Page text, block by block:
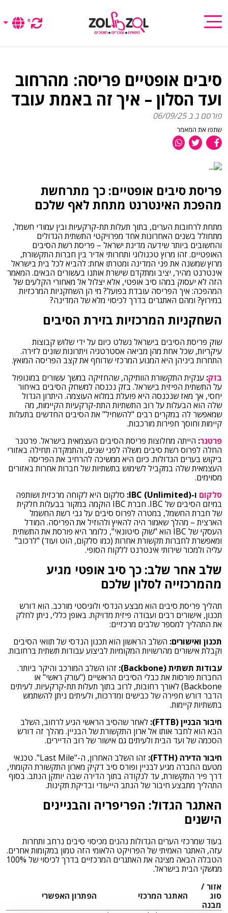
0
סיבים אופטיים פריסה: מהרחוב
ועד הסלון – איך זה באמת עובד
פורסם ב ב 06/09/25
שתפו את המאמר
פריסת סיבים אופטיים: כך מתרחשת
מהפכת האינטרנט מתחת לאף שלכם
מתחת לרחובות הערים, בתוך תעלות תת-קרקעיות ובין עמודי חשמל,
מתחולל בשנים האחרונות אחד מפרויקטי התשתית הגדולים
והחשובים ביותר שידעה מדינת ישראל – פריסת רשת הסיבים
האופטיים. זהו מרוץ טכנולוגי ותחרותי אדיר בין חברות התקשורת,
מרוץ שמשנה את פני המדינה ומטרתו אחת: להביא לכל בית בישראל
אינטרנט מהיר, יציב ומתקדם שישרת אותנו בעשורים הבאים. המאמר
הזה לא יעסוק במהו סיב אופטי, אלא יצלול אל מאחורי הקלעים של
המהפכה: איך הפריסה עובדת בפועל? מי הן השחקניות המרכזיות
במירוץ? ומהם האתגרים בדרך לכיסוי מלא של המדינה?
השחקניות המרכזיות בזירת הסיבים
שוק פריסת הסיבים בישראל נשלט כיום על ידי שלוש קבוצות
עיקריות, שכל אחת מהן מביאה אסטרטגיה ויתרונות שונים לזירה.
התחרות ביניהן היא המנוע המרכזי שדוחף את קצב הפריסה המואץ.
בזק: ענקית התקשורת הוותיקה, שהחזיקה במשך עשורים במונופול
על התשתית הפיזית בישראל. בזק נכנסה למשחק הסיבים באיחור
יחסי, אך מאז שנכנסה היא פועלת במלוא העוצמה. היתרון הגדול
שלה הוא הבעלות על רוב התשתיות התת-קרקעיות הקיימות, מה
שמאפשר לה במקרים רבים "להשחיל" את הסיבים החדשים בתעלות
קיימות וחוסך חפירות מורכבות.
פרטנר: הייתה מחלוצות פריסת הסיבים העצמאית בישראל. פרטנר
החלה לפרוס רשת סיבים משלה לפני שנים, והתמקדה תחילה באזורי
ביקוש בערים הגדולות. כיום היא ממשיכה להרחיב את הפריסה
העצמאית שלה במקביל לשימוש בתשתיות של חברות אחרות באזורים
מסוימים.
סלקום ו-IBC (Unlimited):
סלקום היא לקוחה מרכזית ושותפה
במיזם הסיבים של IBC. חברת IBC הוקמה במקור בבעלות חלקית
של חברת החשמל, במטרה לפרוס סיבים על גבי רשת החשמל
הארצית – מהלך שאמור היה להאיץ ולהוזיל את הפריסה. המודל
העסקי של IBC הוא "שוק סיטונאי", כלומר היא פורסת את התשתית
ומאפשרת לחברות תקשורת אחרות (כמו סלקום, הוט ועוד) "לרכוב"
עליה ולמכור שירותי אינטרנט ללקוח הסופי.
שלב אחר שלב: כך סיב אופטי מגיע
מהמרכזייה לסלון שלכם
תהליך פריסת סיבים הוא מבצע הנדסי ולוגיסטי מורכב. הוא דורש
תכנון, אישורים רבים ועבודה פיזית מדויקת. באופן כללי, ניתן לחלק
את התהליך למספר שלבים מרכזיים:
תכנון ואישורים: השלב הראשון הוא תכנון הנדסי של תוואי הסיבים
וקבלת אישורים מהרשויות המקומיות לביצוע עבודות תשתית ברחובות.
עבודות תשתית (Backbone):
זהו השלב המורכב והיקר ביותר.
החברות פורסות את כבלי הסיבים הראשיים ("עורק ראשי" או
Backbone) לאורך רחובות, לרוב בתוך תעלות תת-קרקעיות. לעיתים
הדבר דורש חפירה של כבישים ומדרכות, ולעיתים ניתן להשתמש
בתשתיות קיימות.
חיבור הבניין (FTTB):
לאחר שהסיב הראשי הגיע לרחוב, השלב
הבא הוא לחבר אותו אל ארון התקשורת של הבניין. מהלך זה דורש
הסכמה של ועד הבית ולעיתים גם אישור של רוב הדיירים.
חיבור הדירה (FTTH):
זהו השלב האחרון, ה-"Last Mile". טכנאי
מטעם החברה מגיע לבניין ופורס סיב דקיק מארון התקשורת הקומתי,
דרך פיר התקשורת, עד לנקודה בתוך הדירה שבה יותקן הנתב. בסוף
התהליך מתבצע חיבור של הנתב הייעודי ובדיקת תקינות.
האתגר הגדול: הפריפריה והבניינים
הישנים
בעוד שמרכזי הערים הגדולות נהנים מכיסוי סיבים נרחב ותחרות
עזה, האתגר האמיתי של הפרויקט הלאומי הזה טמון במקומות אחרים.
הטבלה הבאה מציגה את האתגרים המרכזיים בדרך לכיסוי של 100%
ממשקי הבית בישראל.
אזור /
סוג
מבנה
האתגר המרכזי
הפתרון האפשרי